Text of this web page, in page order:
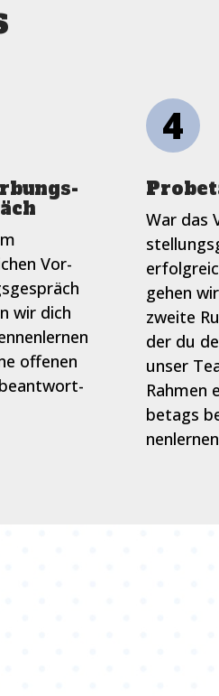
Vor­
wir dich
offenen
4
War das
gehen
zweite
der du
unser
Rahmen
betags